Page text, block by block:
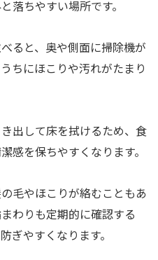
落ちやすい場所です。
ると、奥や側面に掃除機が
ちにほこりや汚れがたまり
出して床を拭けるため、食
感を保ちやすくなります。
毛やほこりが絡むこともあ
わりも定期的に確認する
ぎやすくなります。